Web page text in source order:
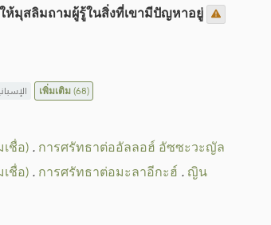
มุสลิมถามผู้รู้ในสิ่งที่เขามีปัญหาอยู่
เพิ่มเติม(68)
ชื่อ).การศรัทธาต่ออัลลอฮ์ อัซซะวะญัล
ชื่อ).การศรัทธาต่อมะลาอีกะฮ์ .ญิน